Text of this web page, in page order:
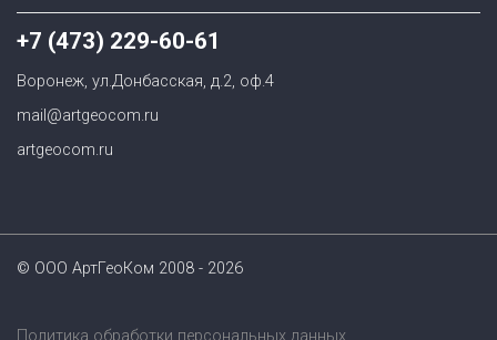
+7 (473) 229-60-61
Воронеж, ул.Донбасская, д.2, оф.4
mail@artgeocom.ru
artgeocom.ru
© ООО АртГеоКом 2008 - 2026
Политика обработки персональных данных